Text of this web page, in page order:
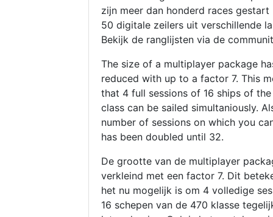
zijn meer dan honderd races gestart
50 digitale zeilers uit verschillende
Bekijk de ranglijsten via de
The size of a multiplayer package
reduced with up to a factor 7. This
that 4 full sessions of 16 ships of
class can be sailed simultaniously.
number of sessions on which you
has been doubled until 32.
De grootte van de multiplayer
verkleind met een factor 7. Dit
het nu mogelijk is om 4 volledige
16 schepen van de 470 klasse